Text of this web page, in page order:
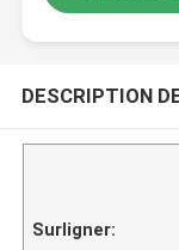
DESCRIPTION
Surligner: